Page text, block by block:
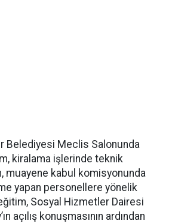
Belediyesi Meclis Salonunda
kiralama işlerinde teknik
muayene kabul komisyonunda
yapan personellere yönelik
Sosyal Hizmetler Dairesi
açılış konuşmasının ardından